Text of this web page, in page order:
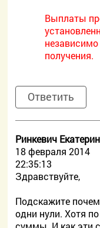
Выплаты
получения.
Ответить
Ринкевич
18 февраля 2014
22:35:13
Здравствуйте,
Подскажите
одни нули. Хотя